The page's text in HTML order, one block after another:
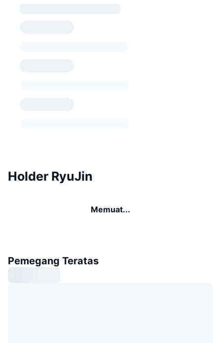
Holder RyuJin
Memuat...
Pemegang Teratas